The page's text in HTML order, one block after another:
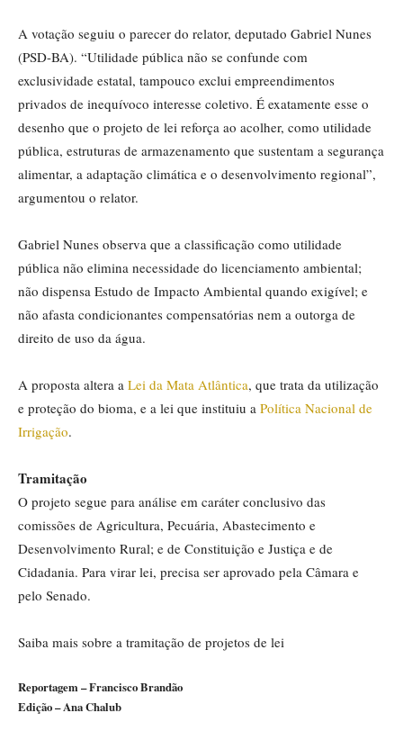
A votação seguiu o parecer do relator, deputado Gabriel Nunes
(PSD-BA). “Utilidade pública não se confunde com
exclusividade estatal, tampouco exclui empreendimentos
privados de inequívoco interesse coletivo. É exatamente esse o
desenho que o projeto de lei reforça ao acolher, como utilidade
pública, estruturas de armazenamento que sustentam a segurança
alimentar, a adaptação climática e o desenvolvimento regional”,
argumentou o relator.
Gabriel Nunes observa que a classificação como utilidade
pública não elimina necessidade do licenciamento ambiental;
não dispensa Estudo de Impacto Ambiental quando exigível; e
não afasta condicionantes compensatórias nem a outorga de
direito de uso da água.
A proposta altera a Lei da Mata Atlântica, que trata da utilização
e proteção do bioma, e a lei que instituiu a Política Nacional de
Irrigação.
Tramitação
O projeto segue para análise em caráter conclusivo das
comissões de Agricultura, Pecuária, Abastecimento e
Desenvolvimento Rural; e de Constituição e Justiça e de
Cidadania. Para virar lei, precisa ser aprovado pela Câmara e
pelo Senado.
Saiba mais sobre a tramitação de projetos de lei
Reportagem – Francisco Brandão
Edição – Ana Chalub